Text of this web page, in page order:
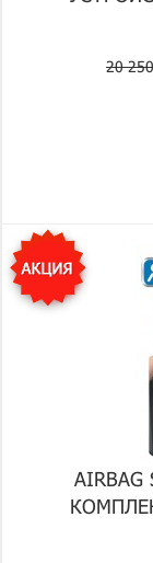
20
AIRBAG